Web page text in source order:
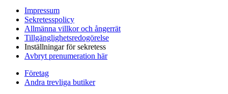
Impressum
Sekretesspolicy
Allmänna villkor och ångerrät
Tillgänglighetsredogörelse
Inställningar för sekretess
Avbryt prenumeration här
Företag
Andra trevliga butiker